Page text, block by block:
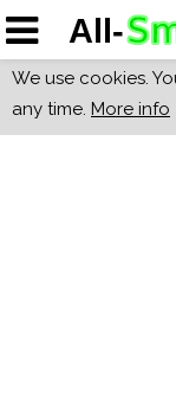
We use cookies.
any time. More info